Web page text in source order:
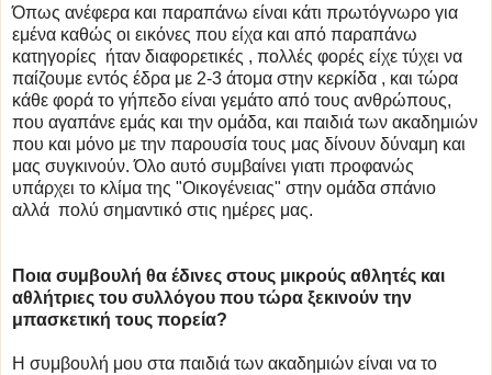
Όπως ανέφερα και παραπάνω είναι κάτι πρωτόγνωρο για
εμένα καθώς οι εικόνες που είχα και από παραπάνω
κατηγορίες ήταν διαφορετικές , πολλές φορές είχε τύχει να
παίζουμε εντός έδρα με 2-3 άτομα στην κερκίδα , και τώρα
κάθε φορά το γήπεδο είναι γεμάτο από τους ανθρώπους,
που αγαπάνε εμάς και την ομάδα, και παιδιά των ακαδημιών
που και μόνο με την παρουσία τους μας δίνουν δύναμη και
μας συγκινούν. Όλο αυτό συμβαίνει γιατι προφανώς
υπάρχει το κλίμα της "Οικογένειας" στην ομάδα σπάνιο
αλλά πολύ σημαντικό στις ημέρες μας.
Ποια συμβουλή θα έδινες στους μικρούς αθλητές και
αθλήτριες του συλλόγου που τώρα ξεκινούν την
μπασκετική τους πορεία?
Η συμβουλή μου στα παιδιά των ακαδημιών είναι να το